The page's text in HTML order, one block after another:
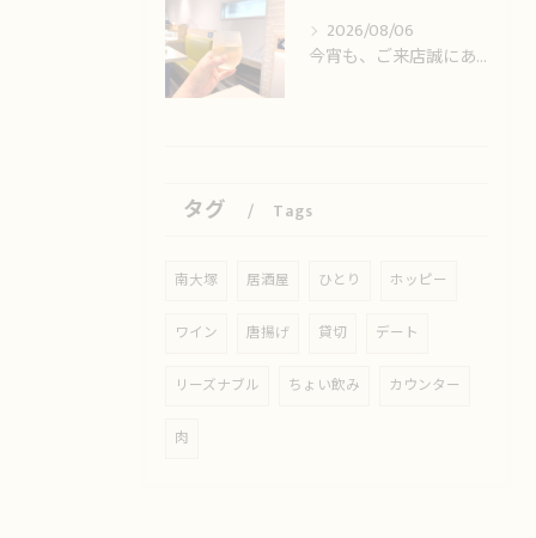
2026/08/06
今宵も、ご来店誠にありがとうございました🙏
タグ Tags
南大塚 居酒屋 ひとり ホッピー
ワイン 唐揚げ 貸切 デート
リーズナブル ちょい飲み カウンター
肉